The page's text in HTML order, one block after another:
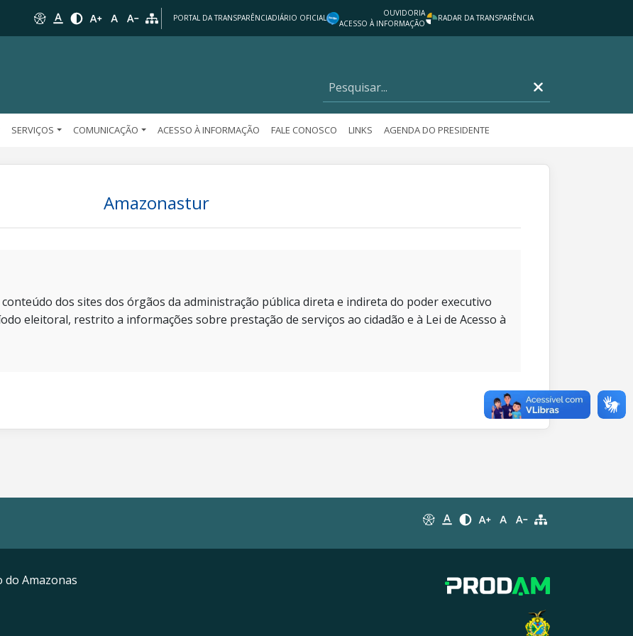
PORTAL DA TRANSPARÊNCIADIÁRIO OFICIAL
OUVIDORIA
ACESSO À INFORMAÇÃO
RADAR DA TRANSPARÊNCIA
SERVIÇOS COMUNICAÇÃO ACESSO À INFORMAÇÃO FALE CONOSCO LINKS AGENDA DO PRESIDENTE
Amazonastur
dos sites dos órgãos da administração pública direta e indireta do poder executivo
eleitoral, restrito a informações sobre prestação de serviços ao cidadão e à Lei de Acesso à
do Amazonas